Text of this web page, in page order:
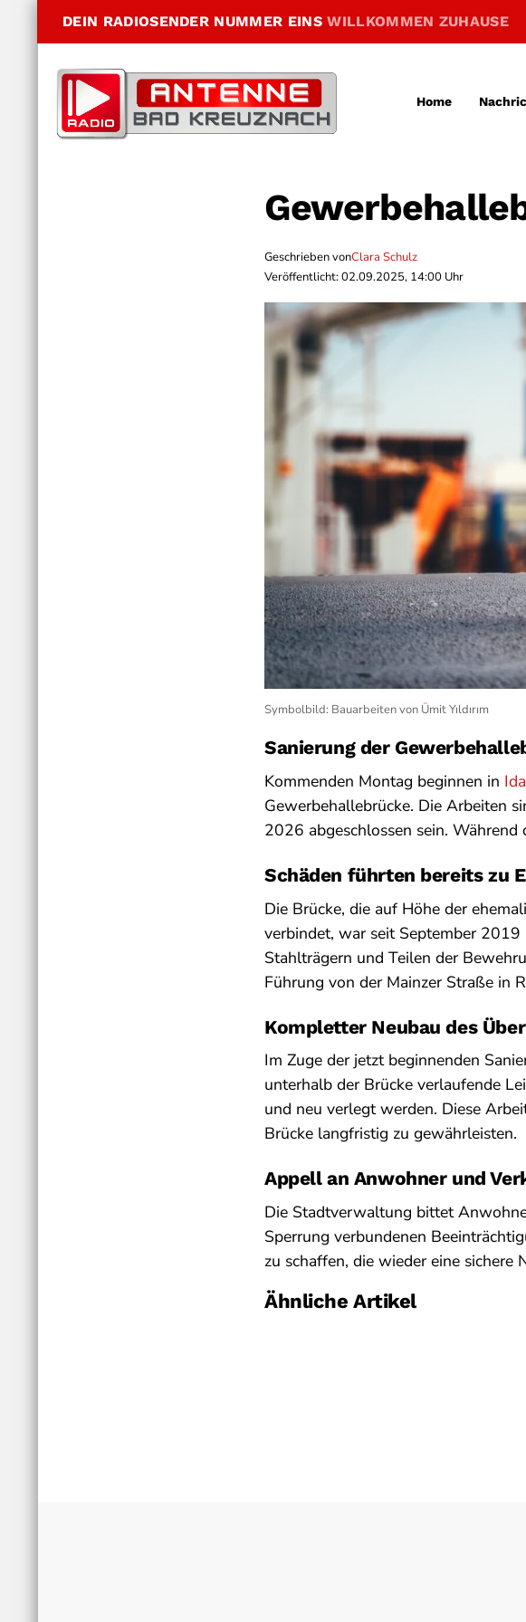
DEIN RADIOSENDER NUMMER EINSWILLKOMMEN ZUHAUSE
Home
Geschrieben vonClara Schulz
Veröffentlicht: 02.09.2025, 14:00 Uhr
Symbolbild: Bauarbeiten von Ümit Yıldırım
Sanierung der
Kommenden Montag beginnen in
Gewerbehallebrücke. Die Arbeiten
2026 abgeschlossen sein.
Schäden führten bereits zu
Die Brücke, die auf Höhe der
verbindet, war seit September
Stahlträgern und Teilen der
Führung von der Mainzer Straße in
Kompletter Neubau des
Im Zuge der jetzt beginnenden
unterhalb der Brücke verlaufende
und neu verlegt werden. Diese
Brücke langfristig zu gewährleisten.
Appell an Anwohner und
Die Stadtverwaltung bittet
Sperrung verbundenen
zu schaffen, die wieder eine sichere
Ähnliche Artikel